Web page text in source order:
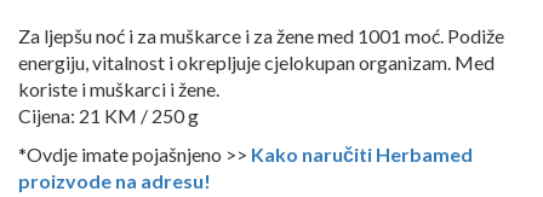
Za ljepšu noć i za muškarce i za žene med 1001 moć. Podiže
energiju, vitalnost i okrepljuje cjelokupan organizam. Med
koriste i muškarci i žene.
Cijena: 21 KM / 250 g
*Ovdje imate pojašnjeno >> Kako naručiti Herbamed
proizvode na adresu!